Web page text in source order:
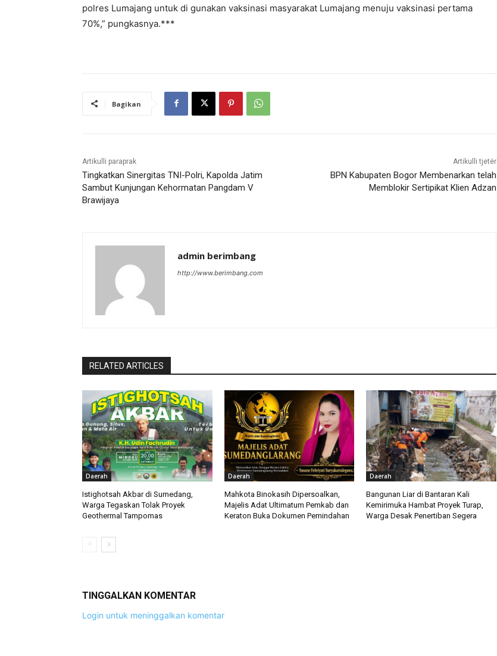
polres Lumajang untuk di gunakan vaksinasi masyarakat Lumajang menuju vaksinasi pertama
70%,” pungkasnya.***
Bagikan
Artikulli paraprak
Tingkatkan Sinergitas TNI-Polri, Kapolda Jatim
Sambut Kunjungan Kehormatan Pangdam V
Brawijaya
Artikulli tjetër
BPN Kabupaten Bogor Membenarkan telah
Memblokir Sertipikat Klien Adzan
admin berimbang
http://www.berimbang.com
RELATED ARTICLES
Daerah
Istighotsah Akbar di Sumedang,
Warga Tegaskan Tolak Proyek
Geothermal Tampomas
Daerah
Mahkota Binokasih Dipersoalkan,
Majelis Adat Ultimatum Pemkab dan
Keraton Buka Dokumen Pemindahan
Daerah
Bangunan Liar di Bantaran Kali
Kemirimuka Hambat Proyek Turap,
Warga Desak Penertiban Segera
TINGGALKAN KOMENTAR
Login untuk meninggalkan komentar